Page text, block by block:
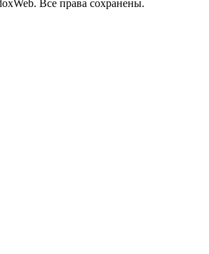
Все права сохранены.